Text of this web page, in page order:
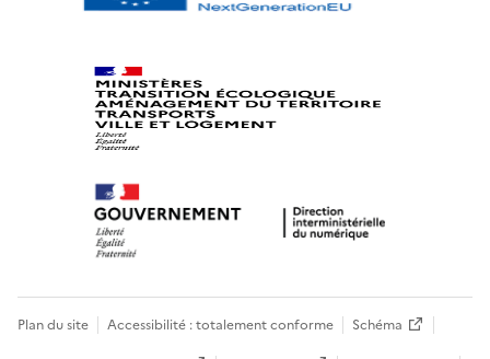
Plan du site Accessibilité : totalement conforme
Schéma